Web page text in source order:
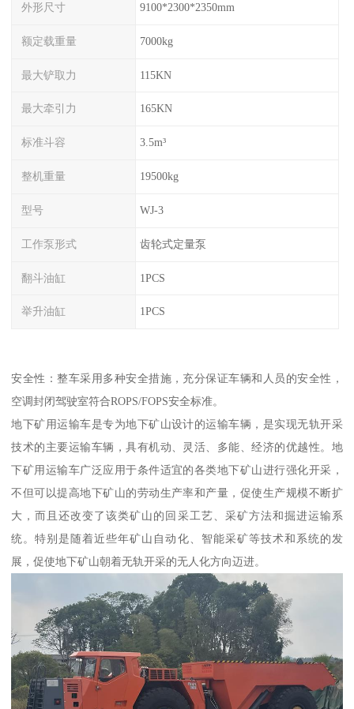
外形尺寸 9100*2300*2350mm
额定载重量 7000kg
最大铲取力 115KN
最大牵引力 165KN
标准斗容 3.5m³
整机重量 19500kg
型号 WJ-3
工作泵形式 齿轮式定量泵
翻斗油缸 1PCS
举升油缸 1PCS
安全性：整车采用多种安全措施，充分保证车辆和人员的安全性，
空调封闭驾驶室符合ROPS/FOPS安全标准。
地下矿用运输车是专为地下矿山设计的运输车辆，是实现无轨开采
技术的主要运输车辆，具有机动、灵活、多能、经济的优越性。地
下矿用运输车广泛应用于条件适宜的各类地下矿山进行强化开采，
不但可以提高地下矿山的劳动生产率和产量，促使生产规模不断扩
大，而且还改变了该类矿山的回采工艺、采矿方法和掘进运输系
统。特别是随着近些年矿山自动化、智能采矿等技术和系统的发
展，促使地下矿山朝着无轨开采的无人化方向迈进。